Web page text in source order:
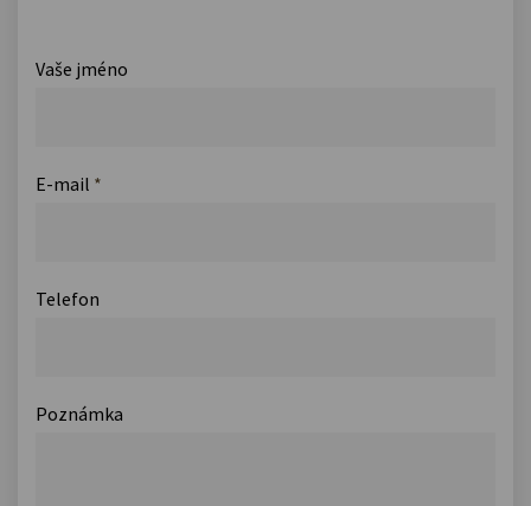
Vaše jméno
E-mail *
Telefon
Poznámka